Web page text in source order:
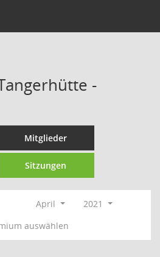
-
Mitglieder
Sitzungen
April
2021
auswählen